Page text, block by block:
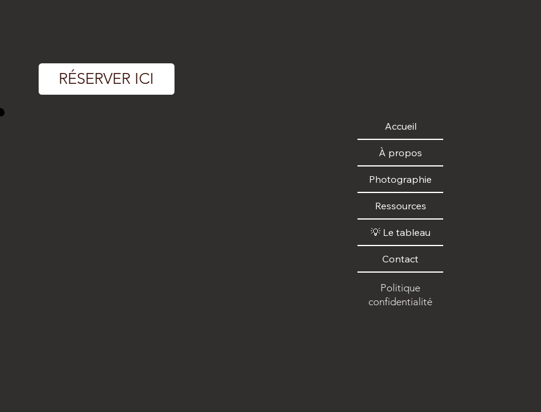
RÉSERVER ICI
Accueil
À propos
Photographie
Ressources
💡 Le tableau
Contact
Politique
confidentialité